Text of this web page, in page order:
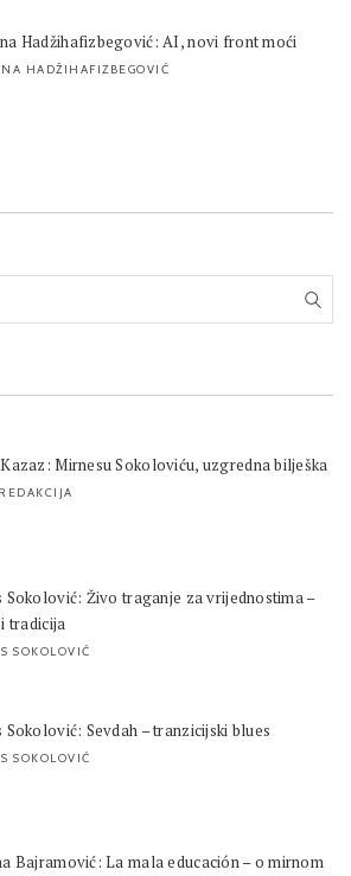
Hadžihafizbegović: AI, novi front moći
HADŽIHAFIZBEGOVIĆ
Mirnesu Sokoloviću, uzgredna bilješka
Sokolović: Živo traganje za vrijednostima –
tradicija
SOKOLOVIĆ
Sokolović: Sevdah – tranzicijski blues
SOKOLOVIĆ
Bajramović: La mala educación – o mirnom